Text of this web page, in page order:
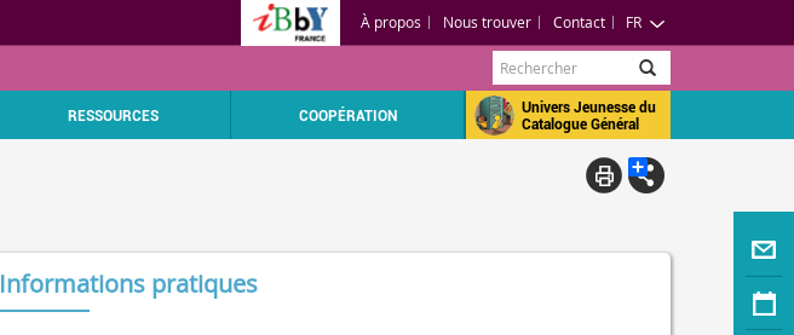
FR
À propos Nous trouver Contact
Rechercher
RESSOURCES COOPÉRATION
Univers Jeunesse du
Catalogue Général
Informations pratiques